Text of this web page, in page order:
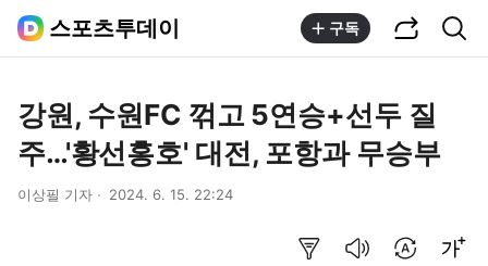
스포츠투데이 구독
강원, 수원FC 꺾고 5연승+선두 질
주…'황선홍호' 대전, 포항과 무승부
이상필 기자 2024. 6. 15. 22:24